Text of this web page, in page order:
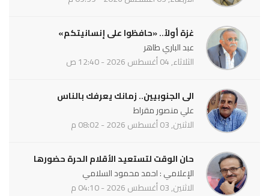
غزة أولاً.. «حافظوا على إنسانيتكم»
عبد الباري طاهر
الثلاثاء, 04 أغسطس 2026 - 12:40 ص
الى الجنوبيين.. زمانك يعرفك بالناس
علي منصور مقراط
الاثنين, 03 أغسطس 2026 - 08:02 م
حان الوقت لتستعيد الأقلام الحرة حضورها
الإعلامي : احمد محمود السلامي
الاثنين, 03 أغسطس 2026 - 04:10 م